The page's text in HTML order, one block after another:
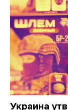
Украина